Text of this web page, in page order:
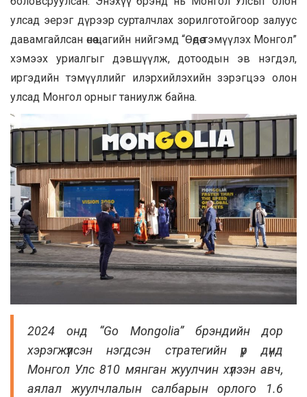
улсад эерэг дүрээр сурталчлах зорилготойгоор залуус
давамгайлсан өнөө цагийн нийгэмд “Өөдөө тэмүүлэх Монгол”
хэмээх уриалгыг дэвшүүлж, дотоодын эв нэгдэл,
иргэдийн тэмүүллийг илэрхийлэхийн зэрэгцээ олон
улсад Монгол орныг таниулж байна.
2024 онд “Go Mongolia” брэндийн дор
хэрэгжүүлсэн нэгдсэн стратегийн үр дүнд
Монгол Улс 810 мянган жуулчин хүлээн авч,
аялал жуулчлалын салбарын орлого 1.6